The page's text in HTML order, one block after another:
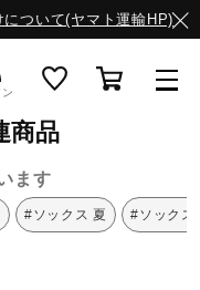
ついて(ヤマト運輸HP)
ン
商品
ます
#ソックス 夏 #ソックス